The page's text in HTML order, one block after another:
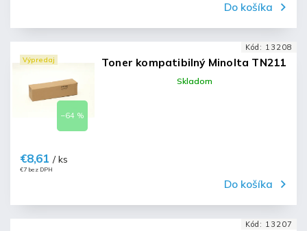
Do košíka
Výpredaj
–64 %
Toner kompatibilný Minolta TN211
Skladom
€7 bez DPH
€8,61 / ks
Do košíka
Kód: 13208
Kód: 13207